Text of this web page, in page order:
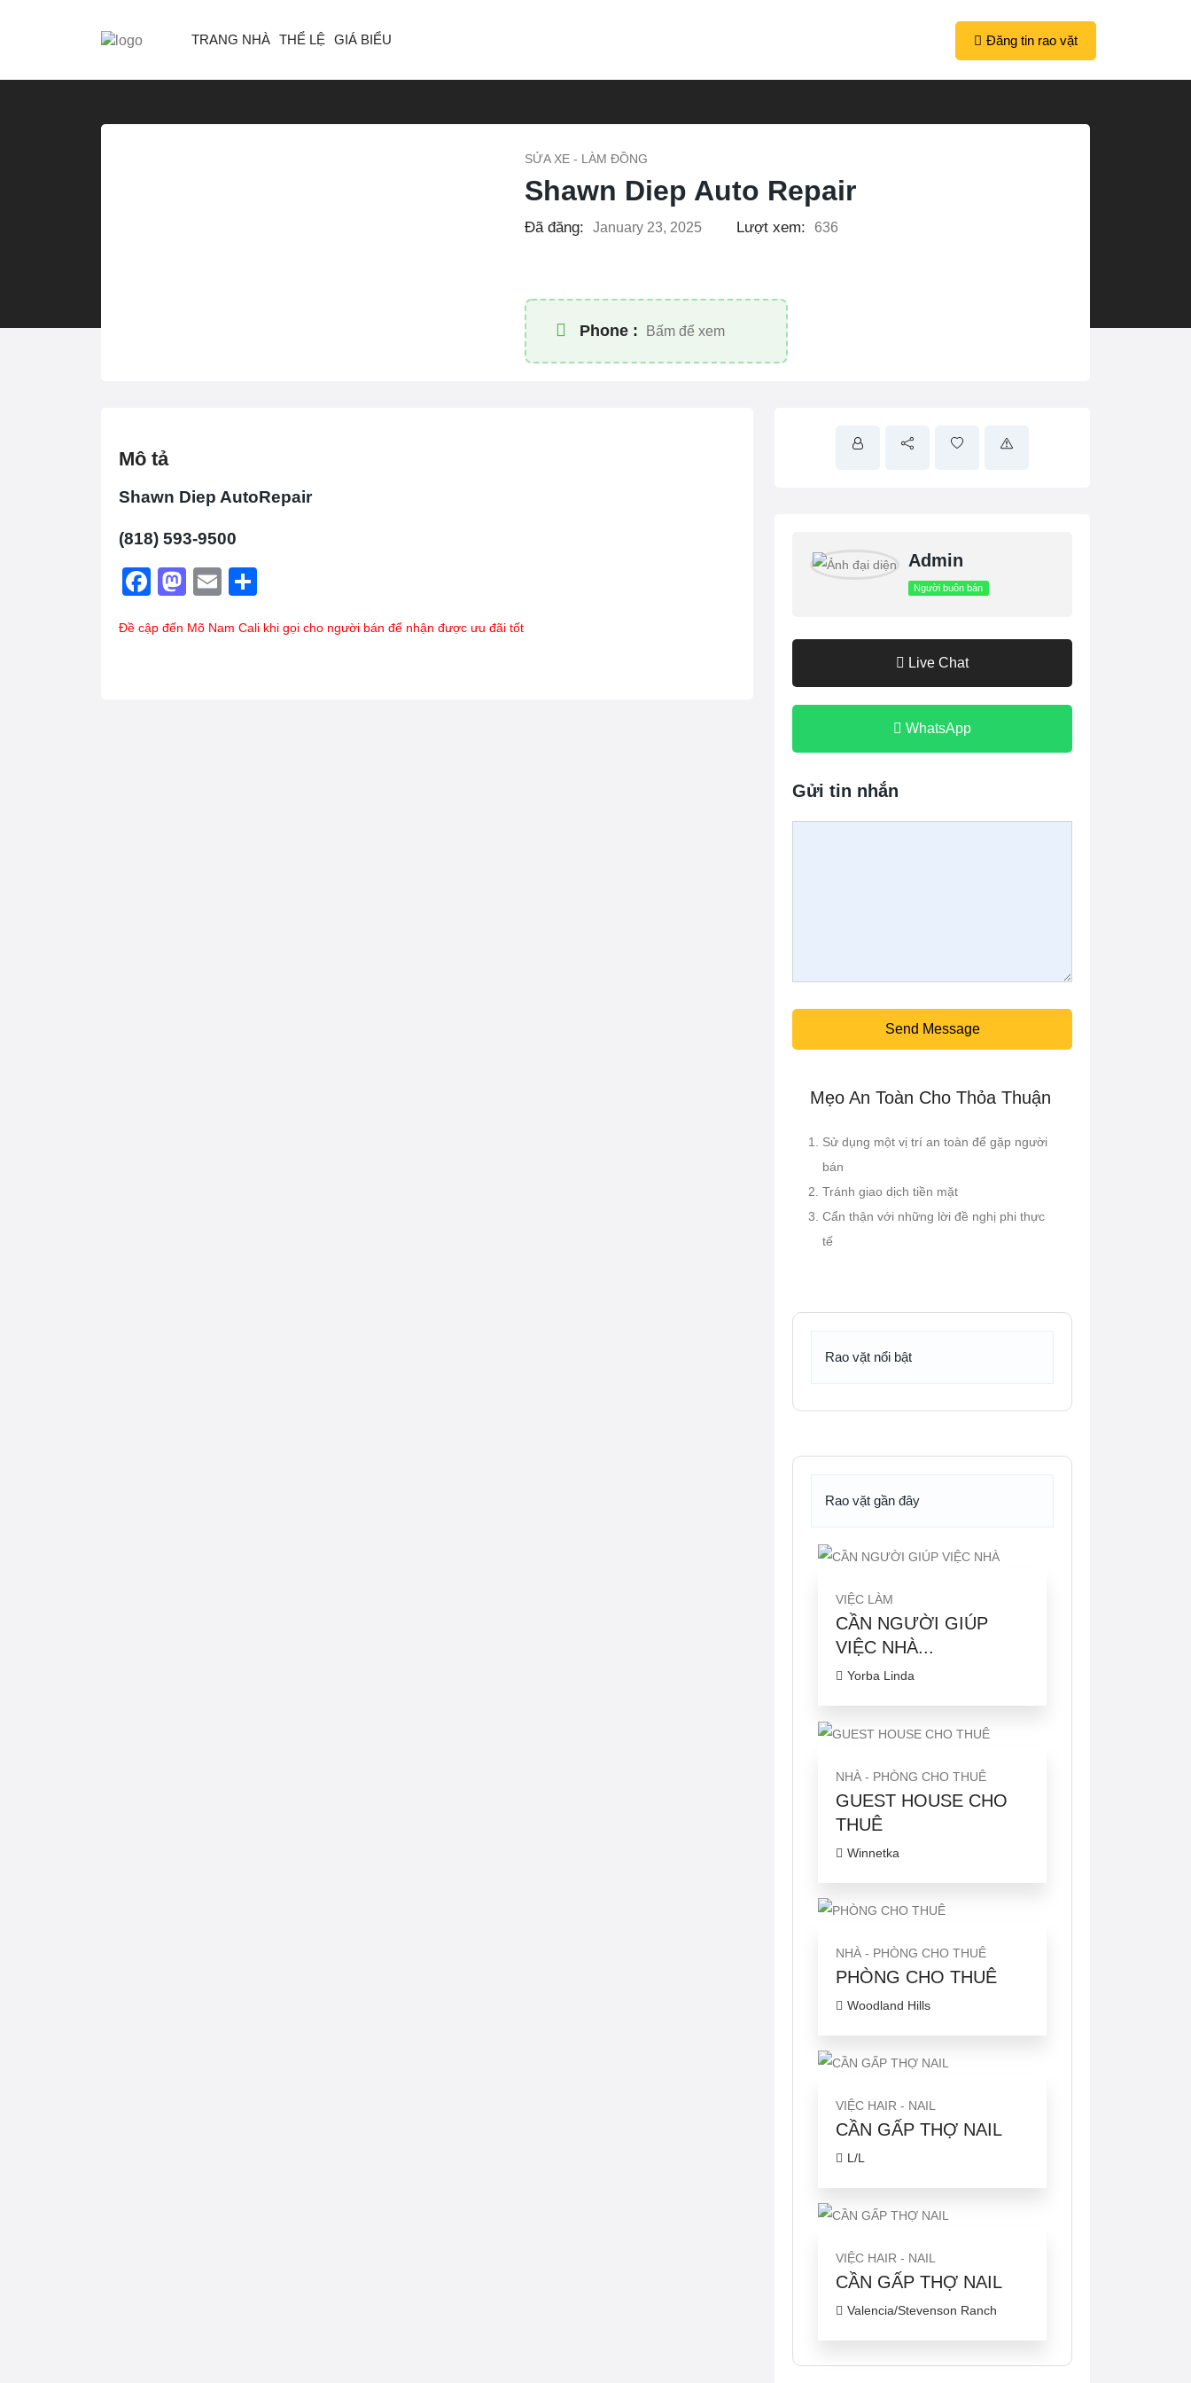
TRANG NHÀ THỂ LỆ GIÁ BIỂU Đăng tin rao vặt
SỬA XE - LÀM ĐỒNG
Shawn Diep Auto Repair
Đã đăng: January 23, 2025 Lượt xem: 636
Phone : Bấm để xem
Mô tả
Shawn Diep AutoRepair
(818) 593-9500
F
c
M
st
E
ail ar
Đề cập đến Mõ Nam Cali khi gọi cho người bán để nhận được ưu đãi tốt
Admin
Người buôn bán
Live Chat
WhatsApp
Gửi tin nhắn
Send Message
Mẹo An Toàn Cho Thỏa Thuận
Sử dụng một vị trí an toàn để gặp người
bán
Tránh giao dịch tiền mặt
Cẩn thận với những lời đề nghị phi thực
tế
Rao vặt nổi bật
Rao vặt gần đây
VIỆC LÀM
CẦN NGƯỜI GIÚP
VIỆC NHÀ...
Yorba Linda
NHÀ - PHÒNG CHO THUÊ
GUEST HOUSE CHO
THUÊ
Winnetka
NHÀ - PHÒNG CHO THUÊ
PHÒNG CHO THUÊ
Woodland Hills
VIỆC HAIR - NAIL
CẦN GẤP THỢ NAIL
L/L
VIỆC HAIR - NAIL
CẦN GẤP THỢ NAIL
Valencia/Stevenson Ranch